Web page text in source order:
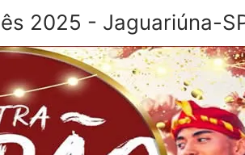
2025 - Jaguariúna-